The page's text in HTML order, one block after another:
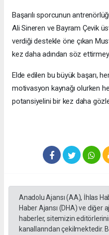
Başarılı sporcunun
Ali Sineren ve Bayram Çevik
verdiği destekle öne çıkan
kez daha adından söz
Elde edilen bu büyük başarı,
motivasyon kaynağı olurken
potansiyelini bir kez daha
Anadolu Ajansı (AA), İhlas
Haber Ajansı (DHA) ve diğer
haberler, sitemizin
kanallarından çekilmektedir.